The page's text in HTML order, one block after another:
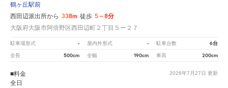
鶴ヶ丘駅前
西田辺派出所から 338m 徒歩 5～8分
大阪府大阪市阿倍野区西田辺町２丁目５ー２７
駐車場形式 - 屋内外形式 - 駐車台数 6台
全長 500cm 全幅 190cm 車高 200cm
2026年7月27日 更新
■料金
全日